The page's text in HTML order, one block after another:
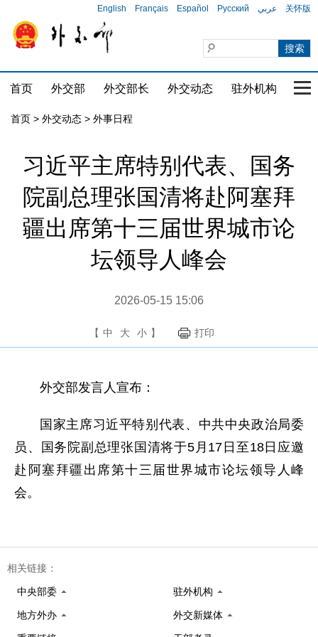
English Français Español Русский عربي 关怀版
首页 外交部 外交部长 外交动态 驻外机构 国
首页 > 外交动态 > 外事日程
习近平主席特别代表、国务
院副总理张国清将赴阿塞拜
疆出席第十三届世界城市论
坛领导人峰会
2026-05-15 15:06
【 中 大 小 】 打印
外交部发言人宣布：
国家主席习近平特别代表、中共中央政治局委
员、国务院副总理张国清将于5月17日至18日应邀
赴阿塞拜疆出席第十三届世界城市论坛领导人峰
会。
相关链接：
中央部委 驻外机构
地方外办 外交新媒体